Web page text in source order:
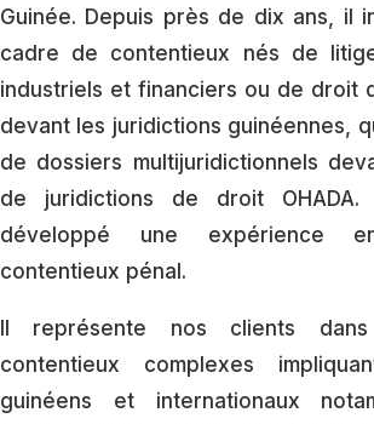
Guinée. Depuis près de dix ans, il
cadre de contentieux nés de
industriels et financiers ou de droit
devant les juridictions guinéennes,
de dossiers multijuridictionnels
de juridictions de droit
développé une expérience
contentieux pénal.
Il représente nos clients
contentieux complexes
guinéens et internationaux